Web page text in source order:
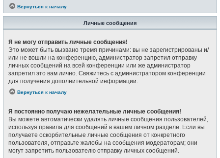
Вернуться к началу
Личные сообщения
Я не могу отправить личные сообщения!
Это может быть вызвано тремя причинами: вы не зарегистрированы и/
или не вошли на конференцию, администратор запретил отправку
личных сообщений на всей конференции или же администратор
запретил это вам лично. Свяжитесь с администратором конференции
для получения дополнительной информации.
Вернуться к началу
Я постоянно получаю нежелательные личные сообщения!
Вы можете автоматически удалять личные сообщения пользователей,
используя правила для сообщений в вашем личном разделе. Если вы
получаете оскорбительные личные сообщения от конкретного
пользователя, отправьте жалобы на сообщения модераторам; они
могут запретить пользователю отправку личных сообщений.